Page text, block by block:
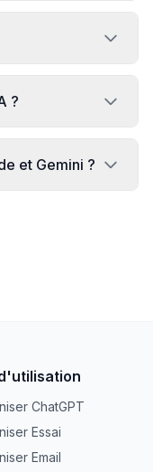
?
et Gemini ?
ChatGPT
Essai
Email